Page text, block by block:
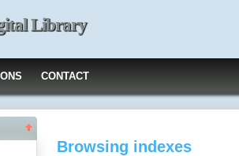
Library
CONTACT
Browsing indexes